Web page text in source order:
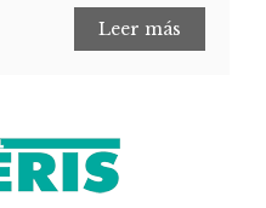
Leer más